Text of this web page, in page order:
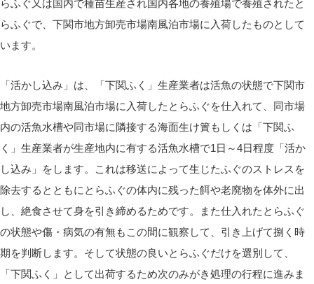
らふぐ又は国内で種苗生産され国内各地の養殖場で養殖されたと
らふぐで、下関市地方卸売市場南風泊市場に入荷したものとして
います。
「活かし込み」は、「下関ふく」生産業者は活魚の状態で下関市
地方卸売市場南風泊市場に入荷したとらふぐを仕入れて、同市場
内の活魚水槽や同市場に隣接する海面生け簀もしくは「下関ふ
く」生産業者が生産地内に有する活魚水槽で1日～4日程度「活か
し込み」をします。これは移送によって生じたふぐのストレスを
除去するとともにとらふぐの体内に残った餌や老廃物を体外に出
し、絶食させて身を引き締めるためです。また仕入れたとらふぐ
の状態や傷・病気の有無もこの間に観察して、引き上げて捌く時
期を判断します。そして状態の良いとらふぐだけを選別して、
「下関ふく」として出荷するため次のみがき処理の行程に進みま